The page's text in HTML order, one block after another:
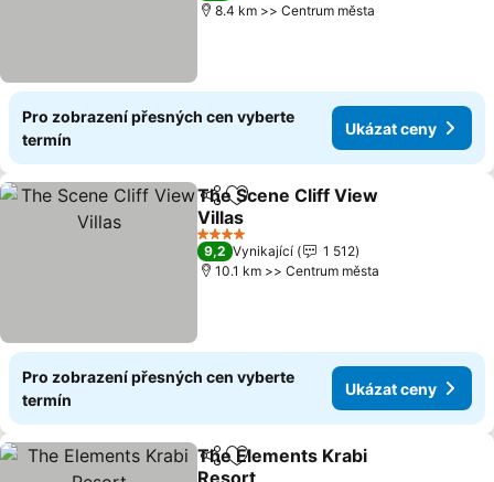
8.4 km >> Centrum města
Pro zobrazení přesných cen vyberte
termín
Ukázat ceny
SdíletPřidat na seznam oblíbených
The Scene Cliff View
Villas
4 Počet hvězdiček
9,2 Vynikající
1 512
10.1 km >> Centrum města
Pro zobrazení přesných cen vyberte
termín
Ukázat ceny
SdíletPřidat na seznam oblíbených
The Elements Krabi
Resort